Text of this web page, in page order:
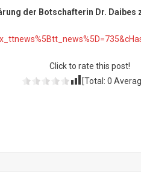
der Botschafterin Dr. Daibes
Click to rate this post!
[Total: 0